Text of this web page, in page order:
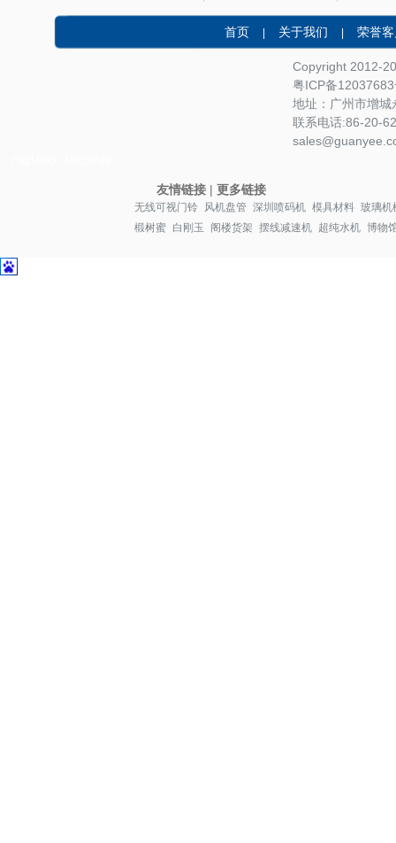
首页 关于我们 荣誉
Copyright 2012-
粤ICP备12037683
地址：广州市增
联系电话:86-20-
友情链接| 更多链接
无线可视门铃 风机盘管 深圳喷码机 模具材料 玻璃机
椴树蜜 白刚玉 阁楼货架 摆线减速机 超纯水机 博物